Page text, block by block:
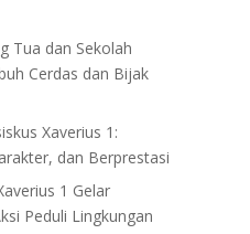
Tua dan Sekolah
Cerdas dan Bijak
Xaverius 1:
dan Berprestasi
1 Gelar
Peduli Lingkungan